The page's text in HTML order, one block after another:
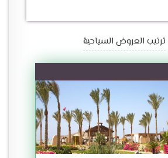
ترتيب العروض السياحية